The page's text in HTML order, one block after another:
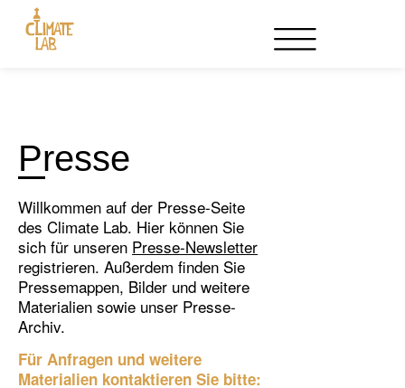
Presse
Willkommen auf der Presse-Seite
des Climate Lab. Hier können Sie
sich für unseren Presse-Newsletter
registrieren. Außerdem finden Sie
Pressemappen, Bilder und weitere
Materialien sowie unser Presse-
Archiv.
Für Anfragen und weitere
Materialien kontaktieren Sie bitte: